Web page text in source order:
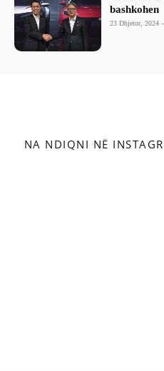
bashkohen
23 Dhjetor, 2024
NA NDIQNI NË